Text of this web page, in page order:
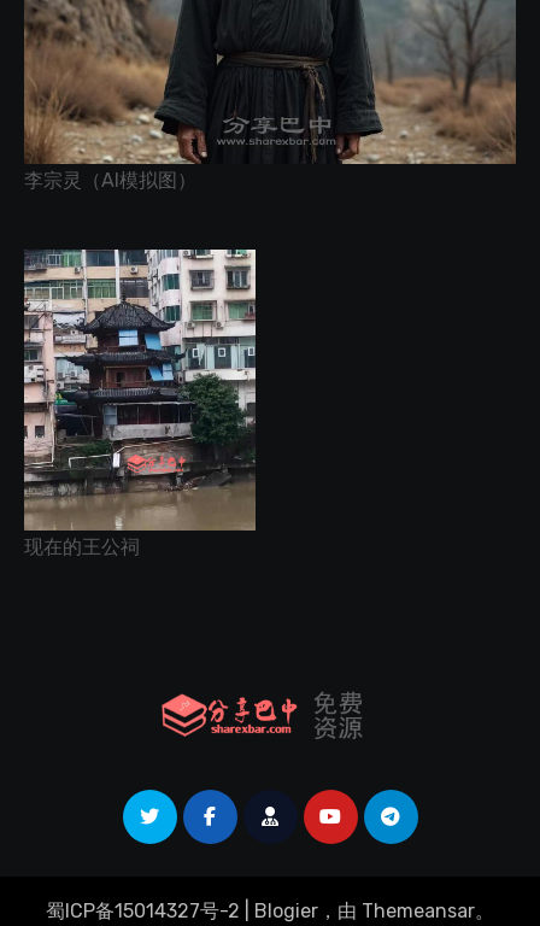
李宗灵（AI模拟图）
现在的王公祠
蜀ICP备15014327号-2 Blogier ，由 Themeansar。